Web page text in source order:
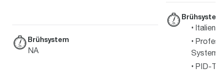
Brühsystem
NA
System
PID-